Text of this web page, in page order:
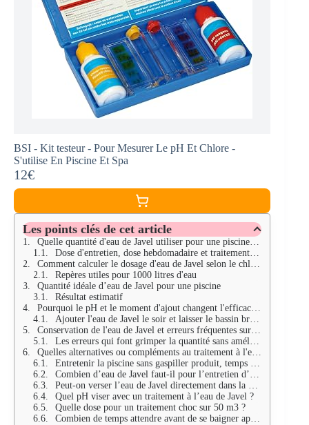
BSI - Kit testeur - Pour Mesurer Le pH Et Chlore -
S'utilise En Piscine Et Spa
12€
Les points clés de cet article
Quelle quantité d'eau de Javel utiliser pour une piscine de 50 m3
Dose d'entretien, dose hebdomadaire et traitement choc
Comment calculer le dosage d'eau de Javel selon le chlore actif
Repères utiles pour 1000 litres d'eau
Quantité idéale d’eau de Javel pour une piscine
Résultat estimatif
Pourquoi le pH et le moment d'ajout changent l'efficacité du traitement
Ajouter l'eau de Javel le soir et laisser le bassin brasser
Conservation de l'eau de Javel et erreurs fréquentes sur une piscine de 50 m3
Les erreurs qui font grimper la quantité sans améliorer l'eau
Quelles alternatives ou compléments au traitement à l'eau de Javel
Entretenir la piscine sans gaspiller produit, temps et énergie
Combien d’eau de Javel faut-il pour l’entretien d’une piscine de 50 m3 ?
Peut-on verser l’eau de Javel directement dans la piscine ?
Quel pH viser avec un traitement à l’eau de Javel ?
Quelle dose pour un traitement choc sur 50 m3 ?
Combien de temps attendre avant de se baigner après ajout d’eau de Javel ?